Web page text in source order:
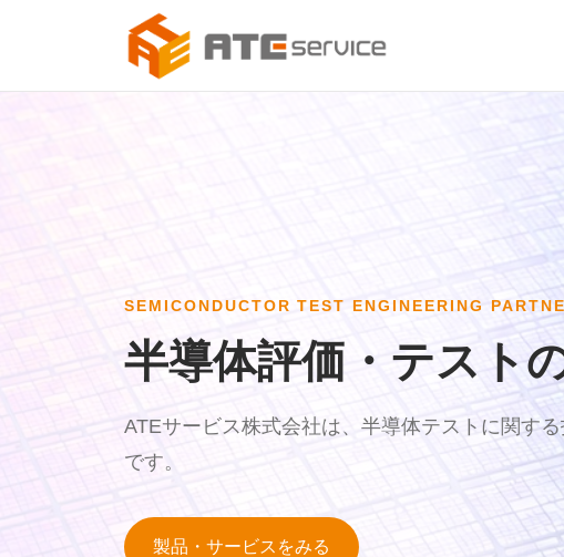
SEMICONDUCTOR TEST ENGINEERING
半導体評価・テスト
ATEサービス株式会社は、半導体テストに関す
です。
製品・サービスをみる